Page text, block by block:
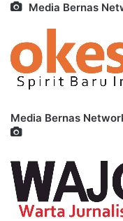
Media Bernas
Media Bernas